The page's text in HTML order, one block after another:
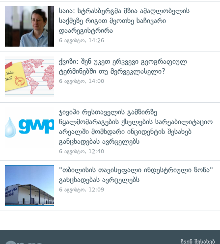
საია: სტრასბურგმა მზია ამაღლობელის
საქმეზე რიგით მეოთხე საჩივარი
დაარეგისტრირა
6 აგვისტო, 14:26
ქვიზი: შენ უკეთ ერკვევი გეოგრაფიულ
ტერმინებში თუ მერვეკლასელი?
6 აგვისტო, 14:00
ჯივიპი რუსთაველის გამზირზე
წყალმომარაგების ქსელების სარეაბილიტაციო
არეალში მომხდარი ინციდენტის შესახებ
განცხადებას ავრცელებს
6 აგვისტო, 12:40
"თბილისის თავისუფალი ინდუსტრიული ზონა"
განცხადებას ავრცელებს
6 აგვისტო, 12:09
ჩვენ შესახებ